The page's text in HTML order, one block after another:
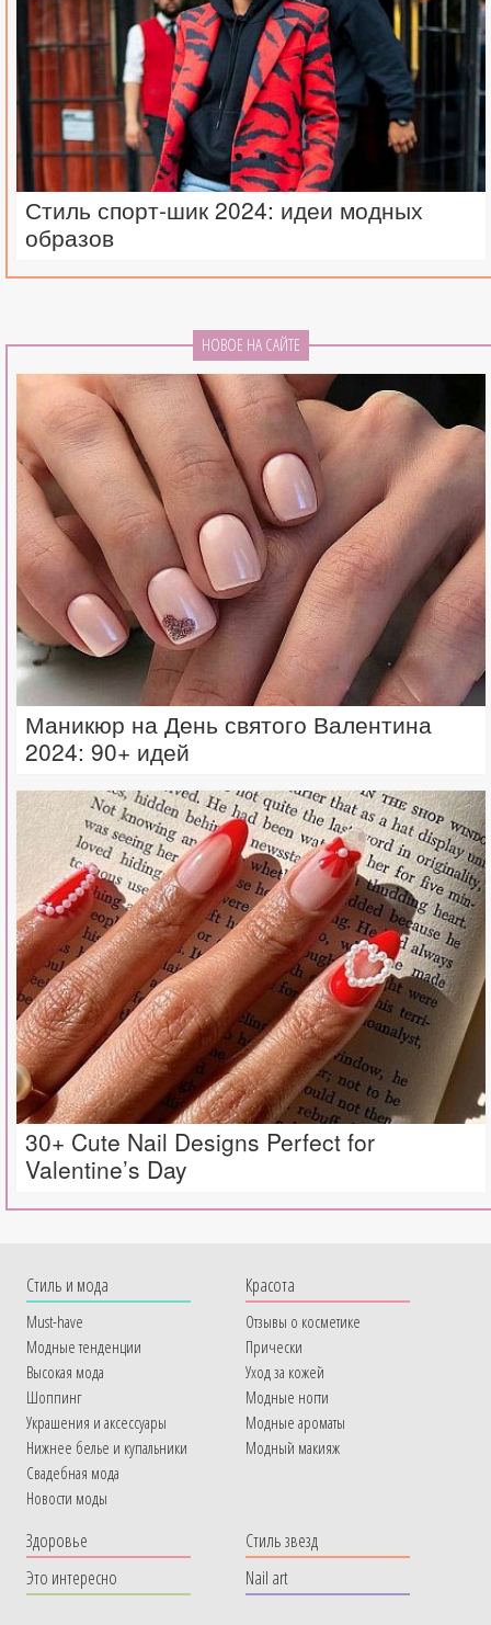
Стиль спорт-шик 2024: идеи модных
образов
НОВОЕ НА САЙТЕ
Маникюр на День святого Валентина
2024: 90+ идей
30+ Cute Nail Designs Perfect for
Valentine’s Day
Cтиль и мода
Must-have
Модные тенденции
Высокая мода
Шоппинг
Украшения и аксессуары
Нижнее белье и купальники
Свадебная мода
Новости моды
Красота
Отзывы о косметике
Прически
Уход за кожей
Модные ногти
Модные ароматы
Модный макияж
Здоровье
Это интересно
Стиль звезд
Nail art